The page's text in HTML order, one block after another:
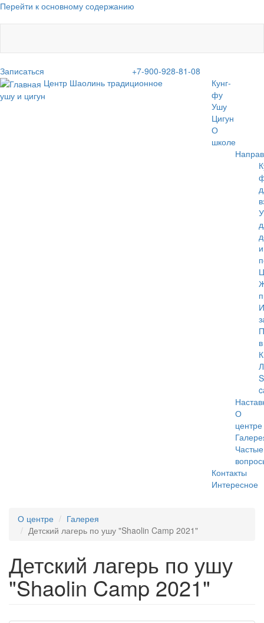
Перейти к основному содержанию
Записаться
+7-900-928-81-08
Центр Шаолинь традиционное
ушу и цигун
Кунг-
фу
Ушу
Цигун
О
школе
и
в
О
центре
Частые
Контакты
Интересное
О центре
Галерея
Детский лагерь по ушу "Shaolin Camp 2021"
Детский лагерь по ушу
"Shaolin Camp 2021"